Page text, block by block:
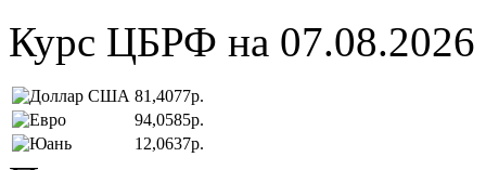
Курс ЦБРФ на 07.08.2026
81,4077р.
94,0585р.
12,0637р.